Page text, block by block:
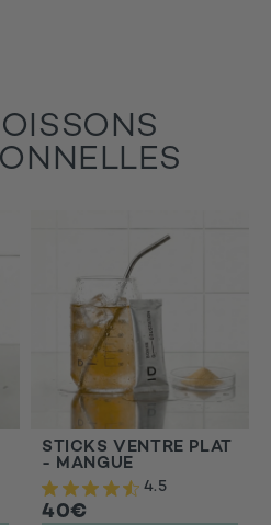
STICKS VENTRE PLAT
- MANGUE
4.5
40€